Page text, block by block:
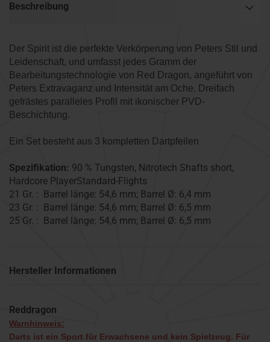
Beschreibung
Der Spirit ist die perfekte Verkörperung von Peters Stil und
Leidenschaft, und umfasst jedes Gramm der
Bearbeitungstechnologie von Red Dragon, angeführt von
Peters Extravaganz und Intensität am Oche. Dreifach
gefrästes paralleles Profil mit ikonischer PVD-
Beschichtung.
Ein Set besteht aus 3 kompletten Dartpfeilen
Spezifikation: 90 % Tungsten, Nitrotech Shafts short,
Hardcore PlayerStandard-Flights
21 Gr. : Barrel länge: 54,6 mm; Barrel Ø: 6,4 mm
23 Gr. : Barrel länge: 54,6 mm; Barrel Ø: 6,5 mm
25 Gr. : Barrel länge: 54,6 mm; Barrel Ø: 6,5 mm
Hersteller Informationen
Reddragon
Warnhinweis:
Darts ist ein Sport für Erwachsene und kein Spielzeug. Für